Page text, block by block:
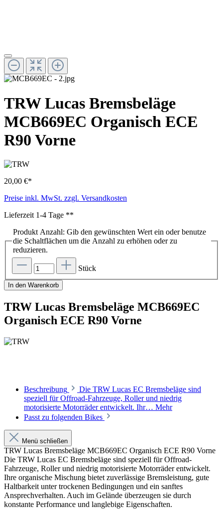
TRW Lucas Bremsbeläge
MCB669EC Organisch ECE
R90 Vorne
20,00 €*
Preise inkl. MwSt. zzgl. Versandkosten
Lieferzeit 1-4 Tage **
Produkt Anzahl: Gib den gewünschten Wert ein oder benutze
die Schaltflächen um die Anzahl zu erhöhen oder zu
reduzieren.
Stück
In den Warenkorb
TRW Lucas Bremsbeläge MCB669EC
Organisch ECE R90 Vorne
Beschreibung
Die TRW Lucas EC Bremsbeläge sind
speziell für Offroad-Fahrzeuge, Roller und niedrig
motorisierte Motorräder entwickelt. Ihr… Mehr
Passt zu folgenden Bikes
Menü schließen
TRW Lucas Bremsbeläge MCB669EC Organisch ECE R90 Vorne
Die TRW Lucas EC Bremsbeläge sind speziell für Offroad-
Fahrzeuge, Roller und niedrig motorisierte Motorräder entwickelt.
Ihre organische Mischung bietet zuverlässige Bremsleistung, gute
Haltbarkeit unter trockenen Bedingungen und ein sanftes
Ansprechverhalten. Auch im Gelände überzeugen sie durch
konstante Performance und langlebige Eigenschaften.